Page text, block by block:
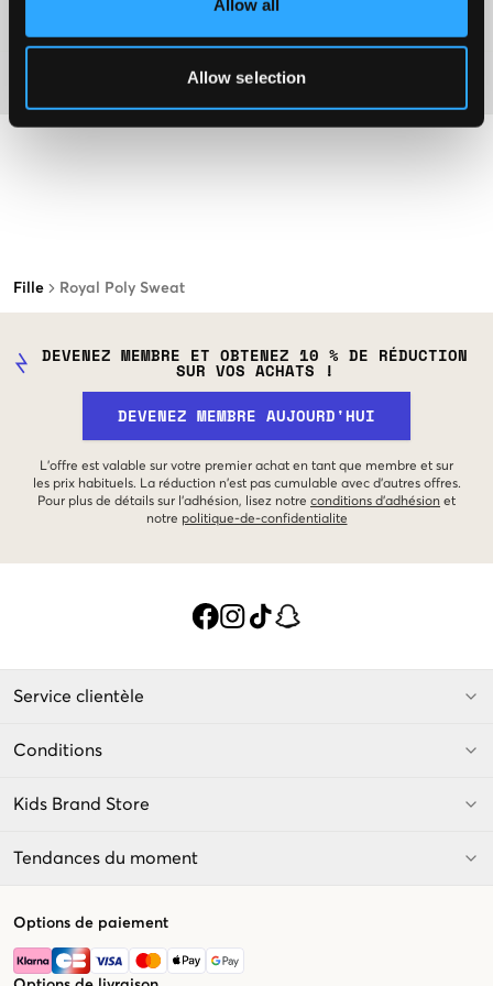
Allow all
Allow selection
Fille Royal Poly Sweat
DEVENEZ MEMBRE ET OBTENEZ 10 % DE RÉDUCTION
SUR VOS ACHATS !
DEVENEZ MEMBRE AUJOURD'HUI
L'offre est valable sur votre premier achat en tant que membre et sur
les prix habituels. La réduction n'est pas cumulable avec d'autres offres.
Pour plus de détails sur l'adhésion, lisez notre conditions d'adhésion et
notre politique-de-confidentialite
Service clientèle
Conditions
Kids Brand Store
Tendances du moment
Options de paiement